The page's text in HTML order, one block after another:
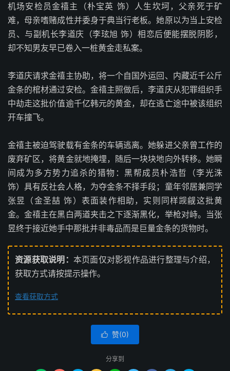
机场安检员金禧主（朴宝英 饰）人生坎坷，父亲死于矿
难，母亲嗜赌成性并委身于典当行老板。她原以为当上安检
员、与副机长李道庆（李玹旭 饰）相恋后便能摆脱阴影，
却不知男友早已卷入一桩黄金走私案。
李道庆请求金禧主协助，将一个自国外运回、内藏近千公斤
金条的棺材通过安检。金禧主照做后，李道庆从犯罪组织手
中劫走这批价值逾千亿韩元的黄金，却在逃亡途中被该组织
开车撞飞。
金禧主被迫驾驶载有金条的车辆逃离。她躲进父亲曾工作的
废弃矿区，将黄金就地掩埋，随后一块块地向外转移。她瞬
间成为多方势力追杀的猎物：黑帮成员朴浩哲（李光洙
饰）具有反社会人格，为夺金条不择手段；童年邻居兼同学
张昱（金圣喆 饰）表面装作相助，实则同样觊觎这批黄
金。金禧主在黑白两道夹击之下逐渐黑化，举枪对峙。当张
昱终于接近她手中那批并非毒品而是巨量金条的货物时。
资源获取说明： 本页面仅对影视作品进行整理与介绍，
获取方式请按提示操作。
查看获取方式
 赞(0)
分享到